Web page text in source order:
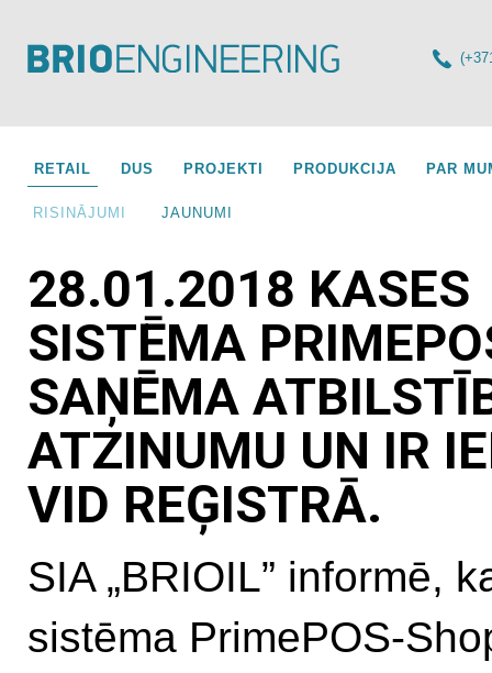
RETAIL DUS PROJEKTI PRODUKCIJA PAR
RISINĀJUMI JAUNUMI
28.01.2018 KASES
SISTĒMA
SAŅĒMA
ATZINUMU UN IR
VID REĢISTRĀ.
SIA „BRIOIL” informē,
sistēma PrimePOS-